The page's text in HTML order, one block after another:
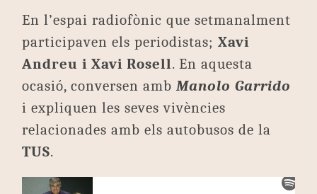
En l’espai radiofònic que setmanalment
participaven els periodistas; Xavi
Andreu i Xavi Rosell. En aquesta
ocasió, conversen amb Manolo Garrido
i expliquen les seves vivències
relacionades amb els autobusos de la
TUS.